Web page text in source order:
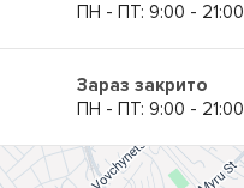
ПН - ПТ: 9:00 - 21:00
Зараз закрито
ПН - ПТ: 9:00 - 21:00